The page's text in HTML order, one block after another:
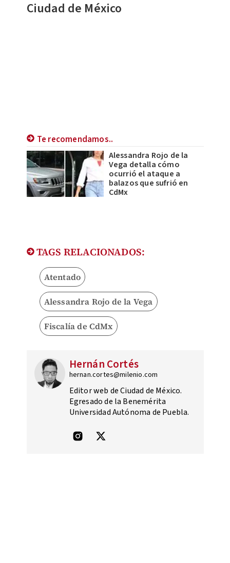
Ciudad de México
Te recomendamos..
Alessandra Rojo de la
Vega detalla cómo
ocurrió el ataque a
balazos que sufrió en
CdMx
TAGS RELACIONADOS:
Atentado
Alessandra Rojo de la Vega
Fiscalía de CdMx
Hernán Cortés
hernan.cortes@milenio.com
Editor web de Ciudad de México.
Egresado de la Benemérita
Universidad Autónoma de Puebla.